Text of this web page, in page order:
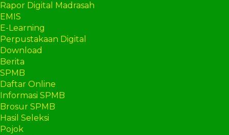
Rapor Digital Madrasah
EMIS
E-Learning
Perpustakaan Digital
Download
Berita
SPMB
Daftar Online
Informasi SPMB
Brosur SPMB
Hasil Seleksi
Pojok